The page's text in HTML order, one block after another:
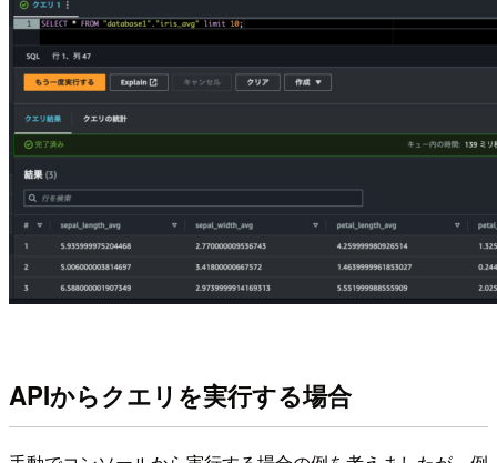
APIからクエリを実行する場合